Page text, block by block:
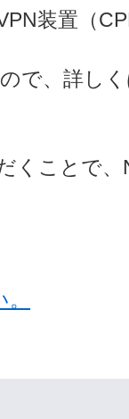
装置（
で、詳し
くことで、